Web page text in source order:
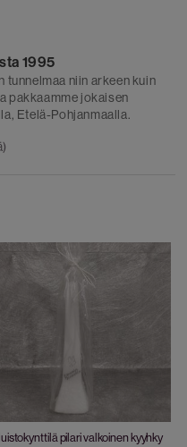
1995
tunnelmaa niin arkeen kuin
pakkaamme jokaisen
Etelä-Pohjanmaalla.
pilari valkoinen kyyhky